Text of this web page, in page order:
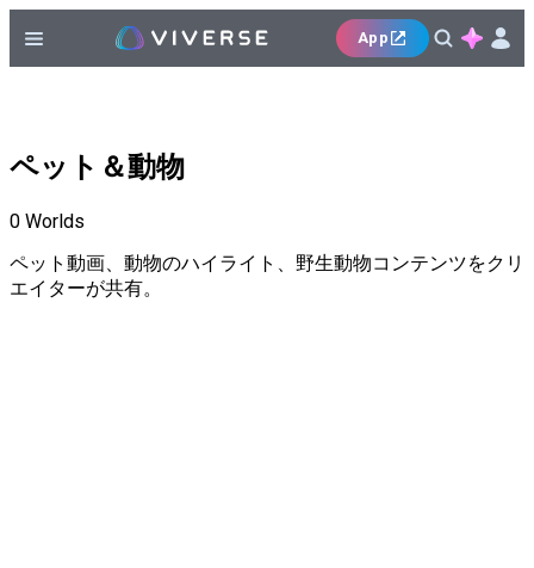
App
ペット＆動物
0 Worlds
ペット動画、動物のハイライト、野生動物コンテンツをクリ
エイターが共有。